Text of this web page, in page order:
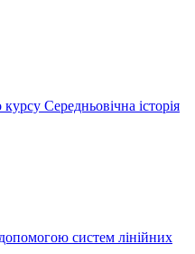
Середньовічна історія
систем лінійних